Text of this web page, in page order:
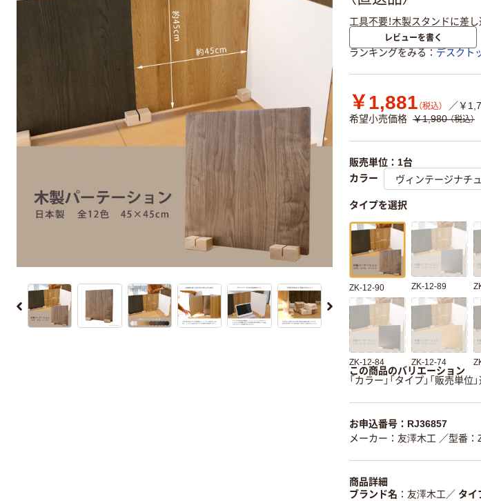
工具不要！木製スタンドに差
レビューを書く
ランキングをみる デスクト
￥1,881 （税込）
／￥
希望小売価格 ￥1,980 （税込）
販売単位：1台
カラー
タイプを選択
ZK-12-90 ZK-12-89
ZK-12-84 ZK-12-74
この商品のバリエーション
「カラー」「タイプ」「販売単
お申込番号：RJ36857
メーカー：友澤木工 ／型番
商品詳細
ブランド名
友澤木工 ／ タイ